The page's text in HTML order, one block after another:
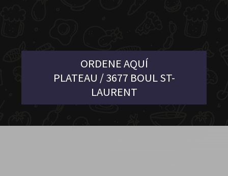
ORDENE AQUÍ
PLATEAU / 3677 BOUL ST-
LAURENT